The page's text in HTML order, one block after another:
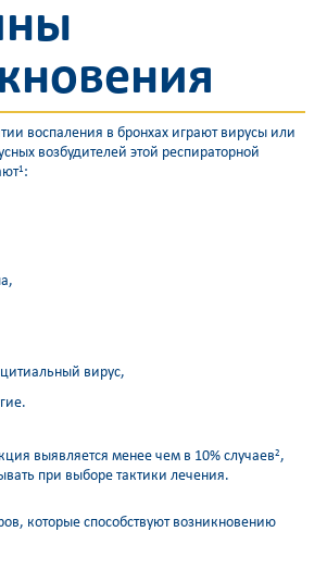
воспаления в бронхах играют вирусы или
возбудителей этой респираторной
1 :
вирус,
выявляется менее чем в 10% случаев2,
при выборе тактики лечения.
которые способствуют возникновению